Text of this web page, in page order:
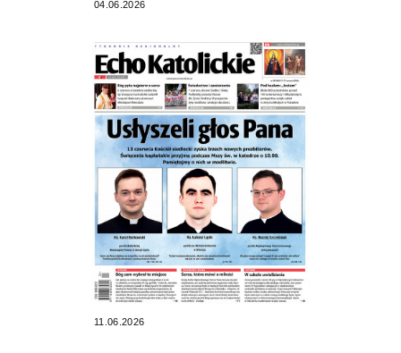
04.06.2026
11.06.2026